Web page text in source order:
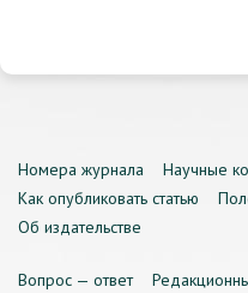
Номера журнала Научные
Как опубликовать статью
Об издательстве
Вопрос — ответ